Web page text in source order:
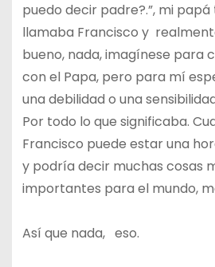
puedo decir padre?.”, mi
llamaba Francisco y
bueno, nada, imagínese para
con el Papa, pero para mí
una debilidad o una
Por todo lo que significaba.
Francisco puede estar una
y podría decir muchas cosas
importantes para el mundo,
Así que nada, eso.